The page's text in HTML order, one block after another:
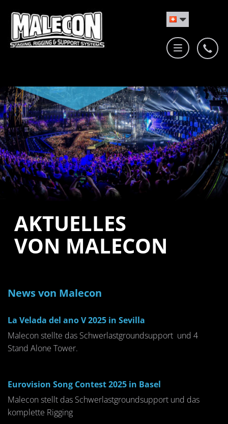
AKTUELLES
VON MALECON
News von Malecon
La Velada del ano V 2025 in Sevilla
Malecon stellte das Schwerlastgroundsupport und 4
Stand Alone Tower.
Eurovision Song Contest 2025 in Basel
Malecon stellt das Schwerlastgroundsupport und das
komplette Rigging